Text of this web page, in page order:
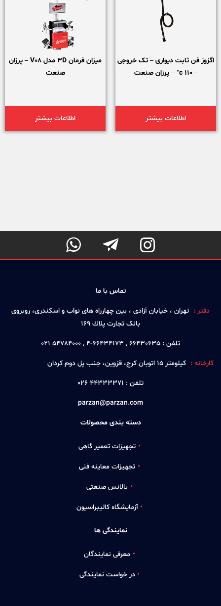
اگزوز فن ثابت دیواری – تک خروجی
– 110 c° – پرزان صنعت
اطلاعات بیشتر
میزان فرمان 3D مدل V08 – پرزان
صنعت
اطلاعات بیشتر



تماس با ما
دفتر : تهران ، خيابان آزادی ، بين چهارراه های نواب و اسكندری، روبروی
بانک تجارت پلاك 169
تلفن : 66430635 , 66434173-4 , 54784000 021
کارخانه : كيلومتر 15 اتوبان كرج، قزوين، جنب پل دوم كردان
تلفن : 44333371 026
parzan@parzan.com
دسته بندی محصولات
تجهیزات تعمیر گاهی
تجهیزات معاینه فنی
بالانس صنعتی
آزمایشگاه کالیبراسیون
نمایندگی ها
معرفی نمایندگان
در خواست نمایندگی